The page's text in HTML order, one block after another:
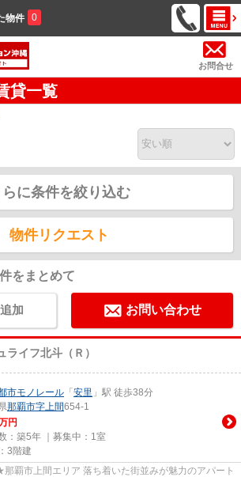
物件 0
お問合せ
貸一覧
らに条件を絞り込む
物件リクエスト
をまとめて
加 お問い合わせ
ライフ北斗（Ｒ）
市モノレール 「 安里 」駅 徒歩38分
那覇市字上間654-1
円
：築5年 ｜募集中： 1室
3階建
覇市上間エリア 落ち着いた街並みが魅力のアパート